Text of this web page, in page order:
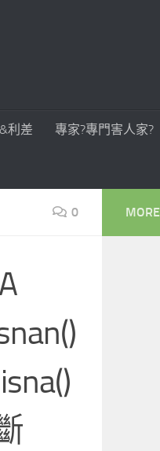
利差 專家?專門害人家?
0 MORE